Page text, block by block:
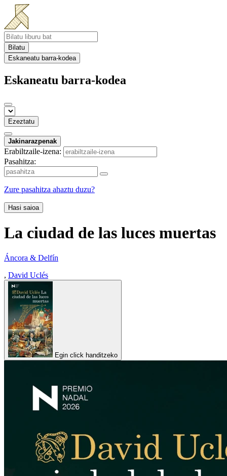
Bilatu
Eskaneatu barra-kodea
Eskaneatu barra-kodea
Ezeztatu
Jakinarazpenak
Erabiltzaile-izena:
Pasahitza:
Zure pasahitza ahaztu duzu?
Hasi saioa
La ciudad de las luces muertas
Áncora & Delfín
, David Uclés
Egin click handitzeko